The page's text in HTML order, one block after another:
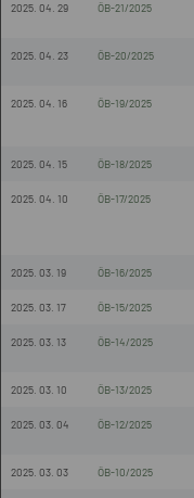
2025. 04. 29 ÖB-21/2025
2025. 04. 23 ÖB-20/2025
2025. 04. 16 ÖB-19/2025
2025. 04. 15 ÖB-18/2025
2025. 04. 10 ÖB-17/2025
2025. 03. 19 ÖB-16/2025
2025. 03. 17 ÖB-15/2025
2025. 03. 13 ÖB-14/2025
2025. 03. 10 ÖB-13/2025
2025. 03. 04 ÖB-12/2025
2025. 03. 03 ÖB-10/2025